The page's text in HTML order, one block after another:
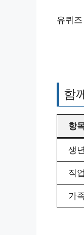
유퀴
함
항
생년
직업
가